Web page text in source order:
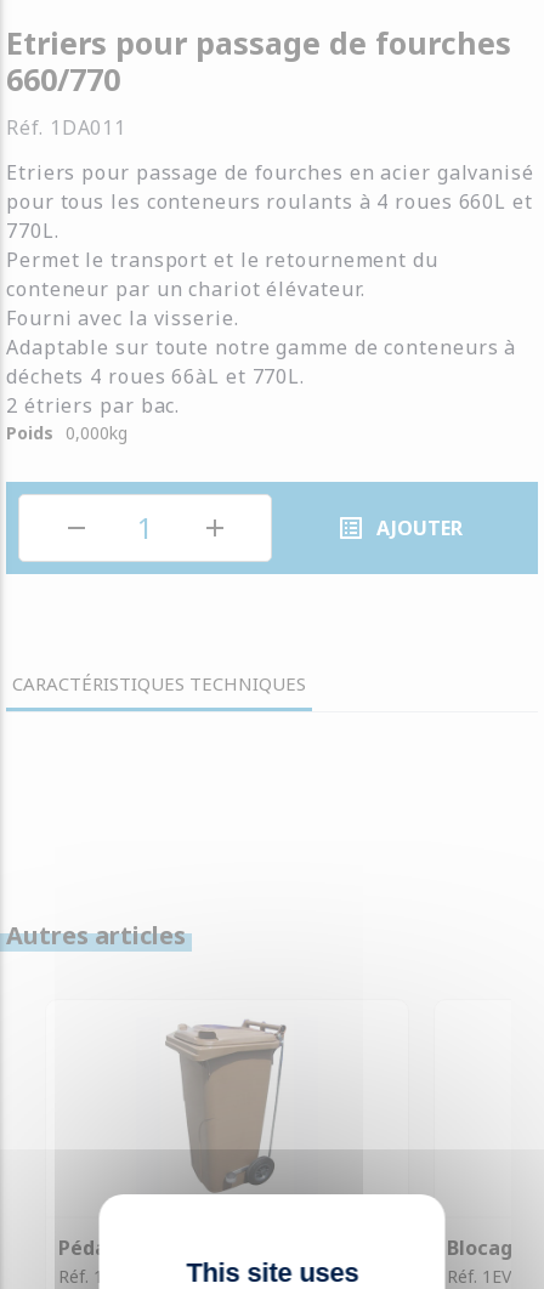
Etriers pour passage de fourches
660/770
Réf. 1DA011
Etriers pour passage de fourches en acier galvanisé
pour tous les conteneurs roulants à 4 roues 660L et
770L.
Permet le transport et le retournement du
conteneur par un chariot élévateur.
Fourni avec la visserie.
Adaptable sur toute notre gamme de conteneurs à
déchets 4 roues 66àL et 770L.
2 étriers par bac.
Poids 0,000kg
remove add list_alt AJOUTER
CARACTÉRISTIQUES TECHNIQUES
Autres articles
Pédale pour bac 120L
Réf. 1DA007
Blocage
Réf. 1EV012
This site uses